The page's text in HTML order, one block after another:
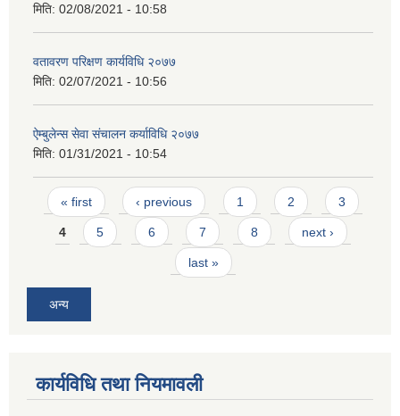
मिति: 02/08/2021 - 10:58
वतावरण परिक्षण कार्यविधि २०७७
मिति: 02/07/2021 - 10:56
ऐम्बुलेन्स सेवा संचालन कर्याविधि २०७७
मिति: 01/31/2021 - 10:54
Pages
« first ‹ previous 1 2 3
4 5 6 7 8 next ›
last »
अन्य
कार्यविधि तथा नियमावली